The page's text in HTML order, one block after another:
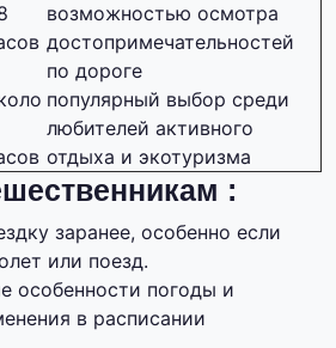
возможностью осмотра
достопримечательностей
по дороге
популярный выбор среди
любителей активного
отдыха и экотуризма
:
заранее, особенно если
или поезд.
особенности погоды и
в расписании